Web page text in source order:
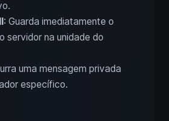
: Guarda imediatamente o
servidor na unidade do
uma mensagem privada
específico.